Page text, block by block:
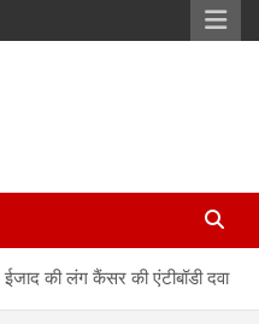
की लंग कैंसर की एंटीबॉडी दवा